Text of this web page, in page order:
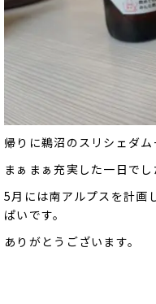
帰りに鵜沼のスリシェダ
まぁまぁ充実した一日でし
5月には南アルプスを計画
ぱいです。
ありがとうございます。